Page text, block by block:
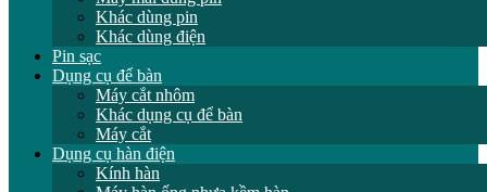
Khác dùng pin
Khác dùng điện
Pin sạc
Dụng cụ để bàn
Máy cắt nhôm
Khác dụng cụ để bàn
Máy cắt
Dụng cụ hàn điện
Kính hàn